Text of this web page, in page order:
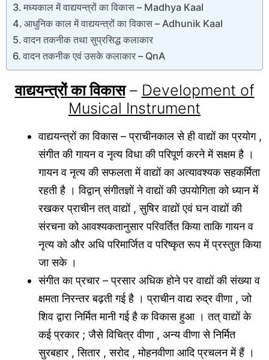
मध्यकाल में वाद्ययन्त्रों का विकास – Madhya Kaal
आधुनिक काल में वाद्ययन्त्रों का विकास – Adhunik Kaal
वादन तकनीक तथा सुप्रसिद्ध कलाकार
वादन तकनीक एवं उसके कलाकार – QnA
वाद्ययन्त्रों का विकास– Development of
Musical Instrument
वाद्ययन्त्रों का विकास – प्राचीनकाल से ही वाद्यों का प्रयोग ,
संगीत की गायन व नृत्य विधा की परिपूर्ण करने में सक्षम है ।
गायन व नृत्य की सफलता में वाद्यों का अत्यावश्यक सहकर्मिता
रहती है । विद्वान् संगीतज्ञों ने वाद्यों की उपयोगिता को ध्यान में
रखकर प्राचीन तत् वाद्यों , सुषिर वाद्यों एवं घन वाद्यों की
संरचना को आवश्यकतानुसार परिवर्तित किया ताकि गायन व
नृत्य को और अधि परिमार्जित व परिष्कृत रूप में प्रस्तुत किया
जा सके ।
संगीत का प्रचार – प्रसार अधिक होने पर वाद्यों की संख्या व
क्षमता निरन्तर बढ़ती गई है । प्राचीन वाद्य रुद्र वीणा , जो
शिव द्वारा निर्मित मानी गई है क विकास हुआ । तत् वाद्यों के
कई प्रकार ; जैसे विचित्र वीणा , अन्य वीणा से निर्मित
सुरबहार , सितार , सरोद , मोहनवीणा आदि प्रचलन में हैं ।